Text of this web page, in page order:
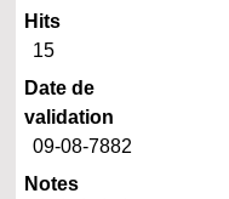
Hits
15
Date de
validation
09-08-7882
Notes